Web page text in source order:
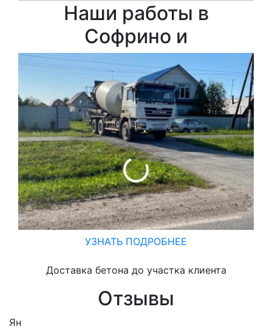
Наши работы в
Софрино и
УЗНАТЬ ПОДРОБНЕЕ
Доставка бетона до участка клиента
Отзывы
Ян